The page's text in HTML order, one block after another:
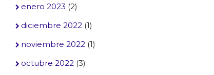
enero 2023 (2)
diciembre 2022 (1)
noviembre 2022 (1)
octubre 2022 (3)